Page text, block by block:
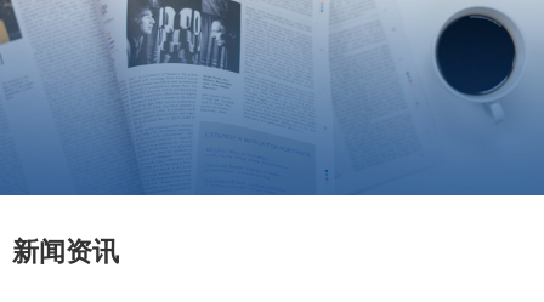
新闻资讯